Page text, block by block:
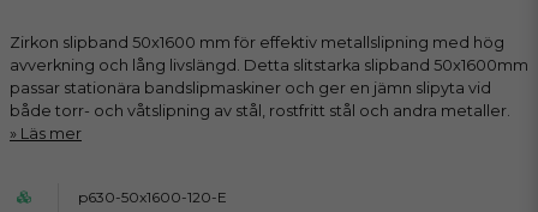
Zirkon slipband 50x1600 mm för effektiv metallslipning med hög
avverkning och lång livslängd. Detta slitstarka slipband 50x1600mm
passar stationära bandslipmaskiner och ger en jämn slipyta vid
både torr- och våtslipning av stål, rostfritt stål och andra metaller.
Läs mer
p630-50x1600-120-E